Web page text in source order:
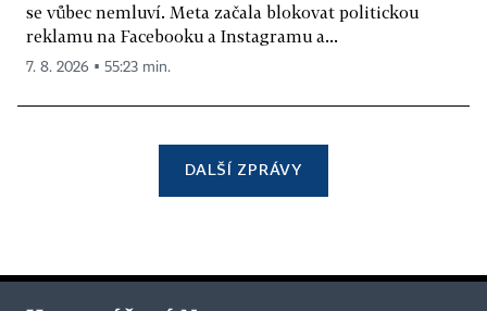
se vůbec nemluví. Meta začala blokovat politickou
reklamu na Facebooku a Instagramu a...
7. 8. 2026 ▪ 55:23 min.
DALŠÍ ZPRÁVY